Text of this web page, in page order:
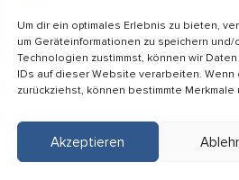
Um dir ein optimales Erlebnis zu bieten,
um Geräteinformationen zu speichern
Technologien zustimmst, können wir
IDs auf dieser Website verarbeiten.
zurückziehst, können bestimmte
Akzeptieren
Informiert bleiben
Folge uns auf